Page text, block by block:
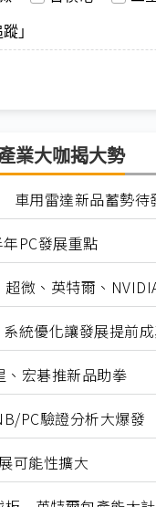
」
業大咖揭大勢
車用雷達新品蓄勢待
PC發展重點
微、英特爾、
統優化讓發展提前
宏碁推新品助拳
PC驗證分析大爆發
可能性擴大